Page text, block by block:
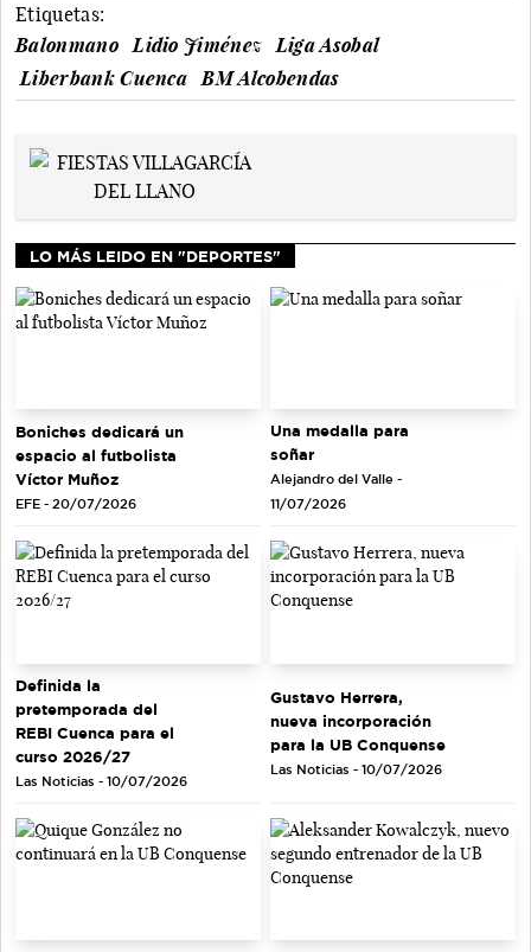
Etiquetas:
Balonmano
Lidio Jiménez
Liga Asobal
Liberbank Cuenca
BM Alcobendas
LO MÁS LEIDO EN "DEPORTES"
Boniches dedicará un
espacio al futbolista
Víctor Muñoz
EFE - 20/07/2026
Una medalla para
soñar
Alejandro del Valle -
11/07/2026
Definida la
pretemporada del
REBI Cuenca para el
curso 2026/27
Las Noticias - 10/07/2026
Gustavo Herrera,
nueva incorporación
para la UB Conquense
Las Noticias - 10/07/2026